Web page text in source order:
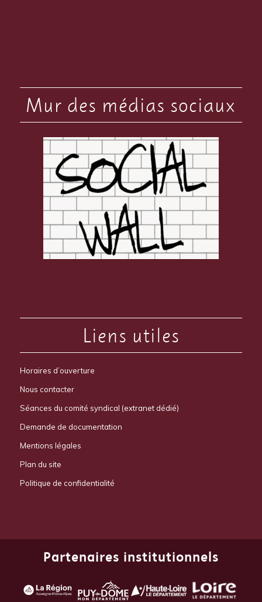
Mur des médias sociaux
Liens utiles
Horaires d’ouverture
Nous contacter
Séances du comité syndical (extranet dédié)
Demande de documentation
Mentions légales
Plan du site
Politique de confidentialité
Partenaires institutionnels